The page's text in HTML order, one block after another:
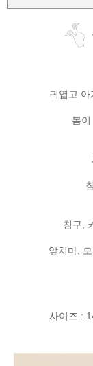
귀엽고 아
봄
침구,
앞치마,
사이즈 :